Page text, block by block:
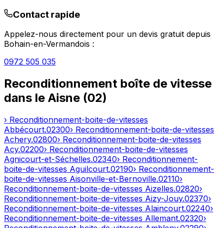
Contact rapide
Appelez-nous directement pour un devis gratuit depuis
Bohain-en-Vermandois :
0972 505 035
Reconditionnement boîte de vitesse
dans le Aisne (02)
› Reconditionnement-boite-de-vitesses
Abbécourt.02300› Reconditionnement-boite-de-vitesses
Achery.02800› Reconditionnement-boite-de-vitesses
Acy.02200› Reconditionnement-boite-de-vitesses
Agnicourt-et-Séchelles.02340› Reconditionnement-
boite-de-vitesses Aguilcourt.02190› Reconditionnement-
boite-de-vitesses Aisonville-et-Bernoville.02110›
Reconditionnement-boite-de-vitesses Aizelles.02820›
Reconditionnement-boite-de-vitesses Aizy-Jouy.02370›
Reconditionnement-boite-de-vitesses Alaincourt.02240›
Reconditionnement-boite-de-vitesses Allemant.02320›